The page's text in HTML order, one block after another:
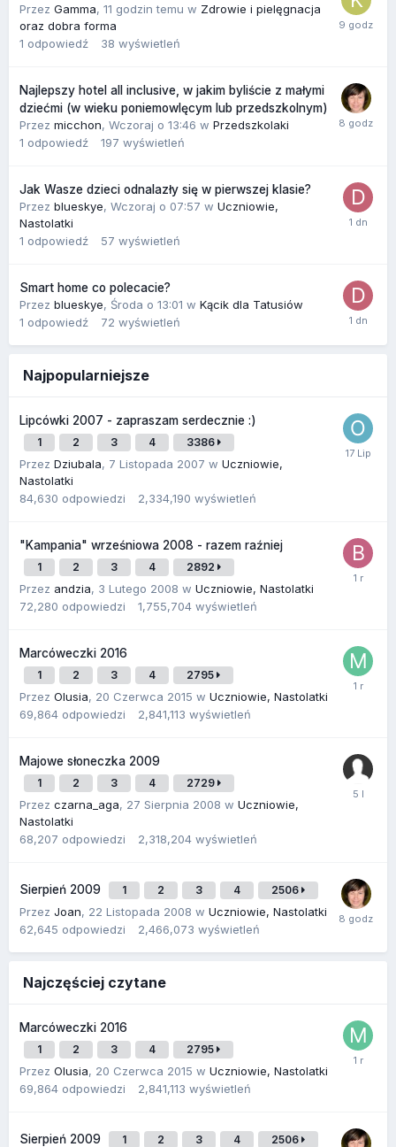
Przez Gamma, 11 godzin temu w Zdrowie i pielęgnacja
oraz dobra forma
1 odpowiedź 38 wyświetleń
Najlepszy hotel all inclusive, w jakim byliście z małymi
dziećmi (w wieku poniemowlęcym lub przedszkolnym)
Przez micchon, Wczoraj o 13:46 w Przedszkolaki
1 odpowiedź 197 wyświetleń
Jak Wasze dzieci odnalazły się w pierwszej klasie?
Przez blueskye, Wczoraj o 07:57 w Uczniowie,
Nastolatki
1 odpowiedź 57 wyświetleń
Smart home co polecacie?
Przez blueskye, Środa o 13:01 w Kącik dla Tatusiów
1 odpowiedź 72 wyświetleń
Najpopularniejsze
Lipcówki 2007 - zapraszam serdecznie :)
1 2 3 4 3386
Przez Dziubala, 7 Listopada 2007 w Uczniowie,
Nastolatki
84,630 odpowiedzi 2,334,190 wyświetleń
"Kampania" wrześniowa 2008 - razem raźniej
1 2 3 4 2892
Przez andzia, 3 Lutego 2008 w Uczniowie, Nastolatki
72,280 odpowiedzi 1,755,704 wyświetleń
Marcóweczki 2016
1 2 3 4 2795
Przez Olusia, 20 Czerwca 2015 w Uczniowie, Nastolatki
69,864 odpowiedzi 2,841,113 wyświetleń
Majowe słoneczka 2009
1 2 3 4 2729
Przez czarna_aga, 27 Sierpnia 2008 w Uczniowie,
Nastolatki
68,207 odpowiedzi 2,318,204 wyświetleń
Sierpień 2009 1 2 3 4 2506
Przez Joan, 22 Listopada 2008 w Uczniowie, Nastolatki
62,645 odpowiedzi 2,466,073 wyświetleń
Najczęściej czytane
Marcóweczki 2016
1 2 3 4 2795
Przez Olusia, 20 Czerwca 2015 w Uczniowie, Nastolatki
69,864 odpowiedzi 2,841,113 wyświetleń
Sierpień 2009 1 2 3 4 2506